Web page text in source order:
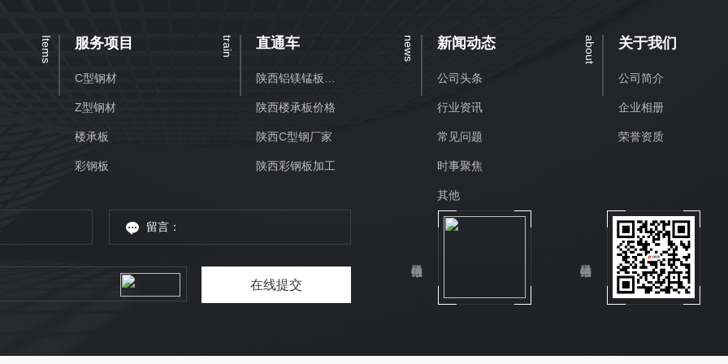
Items 服务项目
C型钢材
Z型钢材
楼承板
彩钢板
train 直通车
陕西铝镁锰板批发
陕西楼承板价格
陕西C型钢厂家
陕西彩钢板加工
news 新闻动态
公司头条
行业资讯
常见问题
时事聚焦
其他
about 关于我们
公司简介
企业相册
荣誉资质
在线提交